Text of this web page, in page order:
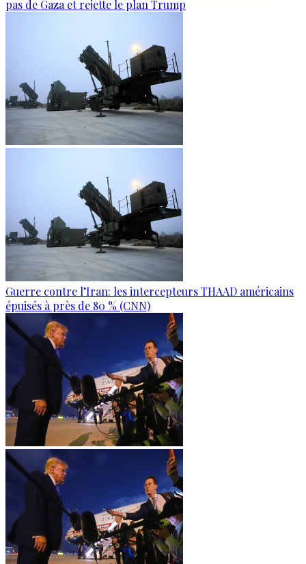
pas de Gaza et rejette le plan Trump
Guerre contre l’Iran: les intercepteurs THAAD américains
épuisés à près de 80 % (CNN)